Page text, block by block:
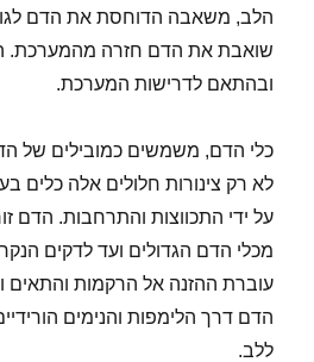
הלב, משאבה הדוחסת את הדם
שואבת את הדם חזרה מהמערכת.
ובהתאם לדרישות המערכת.
כלי הדם, משמשים כמובילים של
לא רק צינורות חלולים אלה כלים
על ידי התכווצות והתרחבות. הדם
מכלי הדם הגדולים ועד לדקים
עוברת ההזנה אל הרקמות והתאים
הדם דרך הלימפות והנימים
ללב.